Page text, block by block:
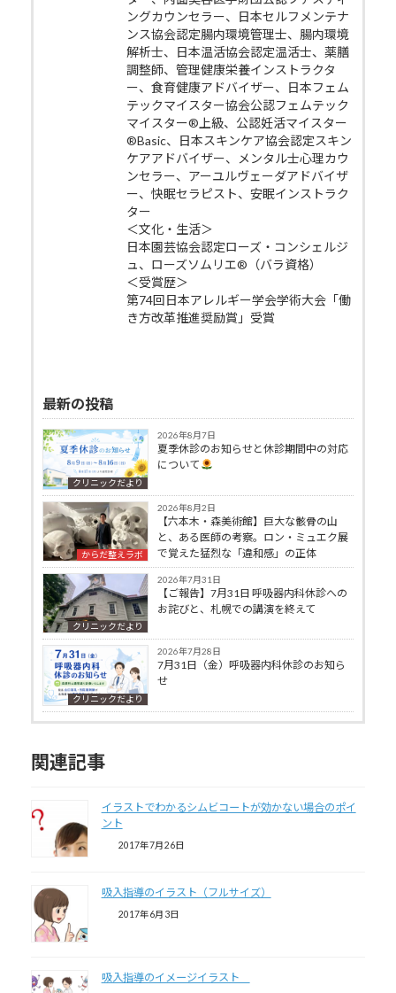
ングカウンセラー、日本セルフメンテナ
ンス協会認定腸内環境管理士、腸内環境
解析士、日本温活協会認定温活士、薬膳
調整師、管理健康栄養インストラクタ
ー、食育健康アドバイザー、日本フェム
テックマイスター協会公認フェムテック
マイスター®上級、公認妊活マイスター
®Basic、日本スキンケア協会認定スキン
ケアアドバイザー、メンタル士心理カウ
ンセラー、アーユルヴェーダアドバイザ
ー、快眠セラピスト、安眠インストラク
ター
＜文化・生活＞
日本園芸協会認定ローズ・コンシェルジ
ュ、ローズソムリエ®（バラ資格）
＜受賞歴＞
第74回日本アレルギー学会学術大会「働
き方改革推進奨励賞」受賞
最新の投稿
クリニックだより
2026年8月7日
夏季休診のお知らせと休診期間中の対応
について
からだ整えラボ
2026年8月2日
【六本木・森美術館】巨大な骸骨の山
と、ある医師の考察。ロン・ミュエク展
で覚えた猛烈な「違和感」の正体
クリニックだより
2026年7月31日
【ご報告】7月31日 呼吸器内科休診への
お詫びと、札幌での講演を終えて
クリニックだより
2026年7月28日
7月31日（金）呼吸器内科休診のお知ら
せ
関連記事
イラストでわかるシムビコートが効かない場合のポイ
ント
2017年7月26日
吸入指導のイラスト（フルサイズ）
2017年6月3日
吸入指導のイメージイラスト